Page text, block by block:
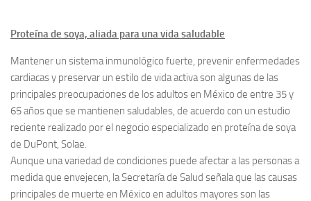
Proteína de soya, aliada para una vida saludable
Mantener un sistema inmunológico fuerte, prevenir enfermedades
cardiacas y preservar un estilo de vida activa son algunas de las
principales preocupaciones de los adultos en México de entre 35 y
65 años que se mantienen saludables, de acuerdo con un estudio
reciente realizado por el negocio especializado en proteína de soya
de DuPont, Solae.
Aunque una variedad de condiciones puede afectar a las personas a
medida que envejecen, la Secretaría de Salud señala que las causas
principales de muerte en México en adultos mayores son las